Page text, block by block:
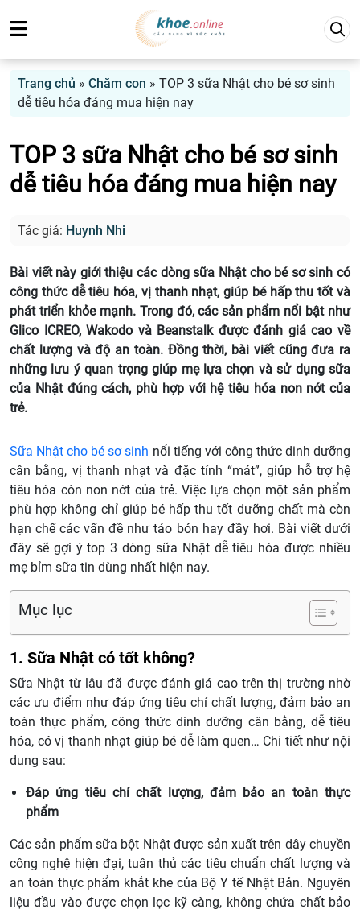
Trang chủ » Chăm con » TOP 3 sữa Nhật cho bé sơ sinh
dễ tiêu hóa đáng mua hiện nay
TOP 3 sữa Nhật cho bé sơ sinh
dễ tiêu hóa đáng mua hiện nay
Tác giả: Huynh Nhi
Bài viết này giới thiệu các dòng sữa Nhật cho bé sơ sinh có
công thức dễ tiêu hóa, vị thanh nhạt, giúp bé hấp thu tốt và
phát triển khỏe mạnh. Trong đó, các sản phẩm nổi bật như
Glico ICREO, Wakodo và Beanstalk được đánh giá cao về
chất lượng và độ an toàn. Đồng thời, bài viết cũng đưa ra
những lưu ý quan trọng giúp mẹ lựa chọn và sử dụng sữa
của Nhật đúng cách, phù hợp với hệ tiêu hóa non nớt của
trẻ.
Sữa Nhật cho bé sơ sinh nổi tiếng với công thức dinh dưỡng
cân bằng, vị thanh nhạt và đặc tính “mát”, giúp hỗ trợ hệ
tiêu hóa còn non nớt của trẻ. Việc lựa chọn một sản phẩm
phù hợp không chỉ giúp bé hấp thu tốt dưỡng chất mà còn
hạn chế các vấn đề như táo bón hay đầy hơi. Bài viết dưới
đây sẽ gợi ý top 3 dòng sữa Nhật dễ tiêu hóa được nhiều
mẹ bỉm sữa tin dùng nhất hiện nay.
Mục lục
1. Sữa Nhật có tốt không?
Sữa Nhật từ lâu đã được đánh giá cao trên thị trường nhờ
các ưu điểm như đáp ứng tiêu chí chất lượng, đảm bảo an
toàn thực phẩm, công thức dinh dưỡng cân bằng, dễ tiêu
hóa, có vị thanh nhạt giúp bé dễ làm quen… Chi tiết như nội
dung sau:
Đáp ứng tiêu chí chất lượng, đảm bảo an toàn thực
phẩm
Các sản phẩm sữa bột Nhật được sản xuất trên dây chuyền
công nghệ hiện đại, tuân thủ các tiêu chuẩn chất lượng và
an toàn thực phẩm khắt khe của Bộ Y tế Nhật Bản. Nguyên
liệu đầu vào được chọn lọc kỹ càng, không chứa chất bảo